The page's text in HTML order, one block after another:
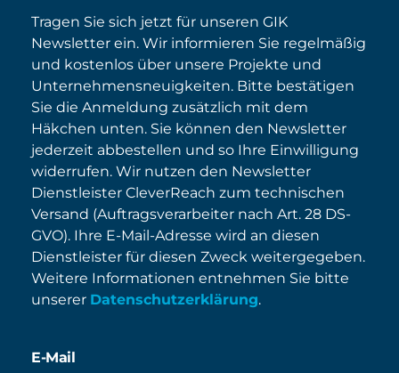
Tragen Sie sich jetzt für unseren GIK
Newsletter ein. Wir informieren Sie regelmäßig
und kostenlos über unsere Projekte und
Unternehmensneuigkeiten. Bitte bestätigen
Sie die Anmeldung zusätzlich mit dem
Häkchen unten. Sie können den Newsletter
jederzeit abbestellen und so Ihre Einwilligung
widerrufen. Wir nutzen den Newsletter
Dienstleister CleverReach zum technischen
Versand (Auftragsverarbeiter nach Art. 28 DS-
GVO). Ihre E-Mail-Adresse wird an diesen
Dienstleister für diesen Zweck weitergegeben.
Weitere Informationen entnehmen Sie bitte
unserer Datenschutzerklärung.
E-Mail